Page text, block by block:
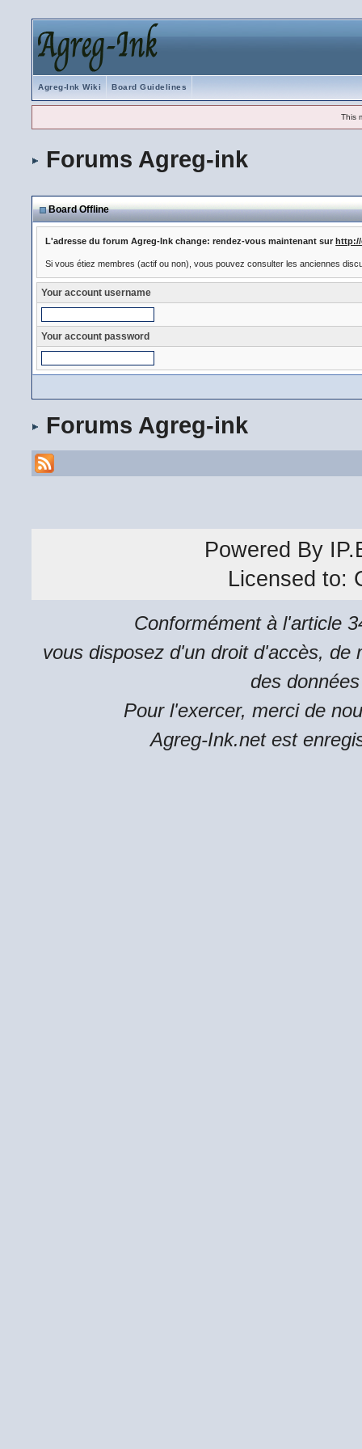
Agreg-Ink Wiki Board Guidelines
This
Forums Agreg-ink
Board Offline
L'adresse du forum Agreg-Ink change: rendez-vous maintenant surhttp://
Si vous étiez membres (actif ou non), vous pouvez consulter les anciennes
Your account username
Your account password
Forums Agreg-ink
Powered By
Licensed to:
Conformément à l'article
vous disposez d'un droit d'accès, de
des
Pour l'exercer, merci de
Agreg-Ink.net est